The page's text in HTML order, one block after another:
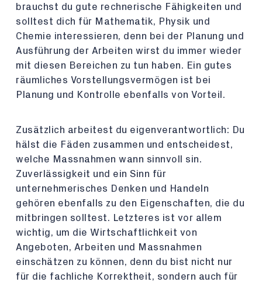
brauchst du gute rechnerische Fähigkeiten und
solltest dich für Mathematik, Physik und
Chemie interessieren, denn bei der Planung und
Ausführung der Arbeiten wirst du immer wieder
mit diesen Bereichen zu tun haben. Ein gutes
räumliches Vorstellungsvermögen ist bei
Planung und Kontrolle ebenfalls von Vorteil.
Zusätzlich arbeitest du eigenverantwortlich: Du
hälst die Fäden zusammen und entscheidest,
welche Massnahmen wann sinnvoll sin.
Zuverlässigkeit und ein Sinn für
unternehmerisches Denken und Handeln
gehören ebenfalls zu den Eigenschaften, die du
mitbringen solltest. Letzteres ist vor allem
wichtig, um die Wirtschaftlichkeit von
Angeboten, Arbeiten und Massnahmen
einschätzen zu können, denn du bist nicht nur
für die fachliche Korrektheit, sondern auch für